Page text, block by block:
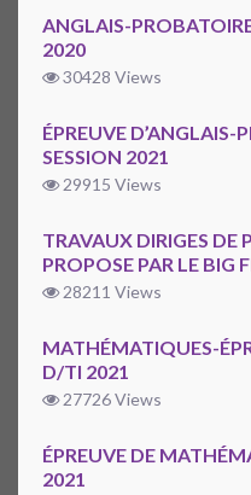
ANGLAIS-
2020
30428 Views
ÉPREUVE D’ANGLAIS-
SESSION 2021
29915 Views
TRAVAUX DIRIGES DE
PROPOSE PAR LE BIG
28211 Views
MATHÉMATIQUES-
D/TI 2021
27726 Views
ÉPREUVE DE
2021